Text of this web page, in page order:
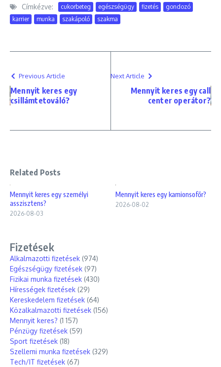
Címkézve: cukorbeteg egészségügy fizetés
gondozó
karrier
munka szakápoló szakma
Previous Article
Mennyit keres egy
csillámtetováló?
Next Article
Mennyit keres egy call
center operátor?
Related Posts
Mennyit keres egy személyi
asszisztens?
2026-08-03
Mennyit keres egy kamionsofőr?
2026-08-02
Fizetések
Alkalmazotti fizetések (974)
Egészségügy fizetések (97)
Fizikai munka fizetések (430)
Hírességek fizetések (29)
Kereskedelem fizetések (64)
Közalkalmazotti fizetések (156)
Mennyit keres? (1 157)
Pénzügy fizetések (59)
Sport fizetések (18)
Szellemi munka fizetések (329)
Tech/IT fizetések (67)